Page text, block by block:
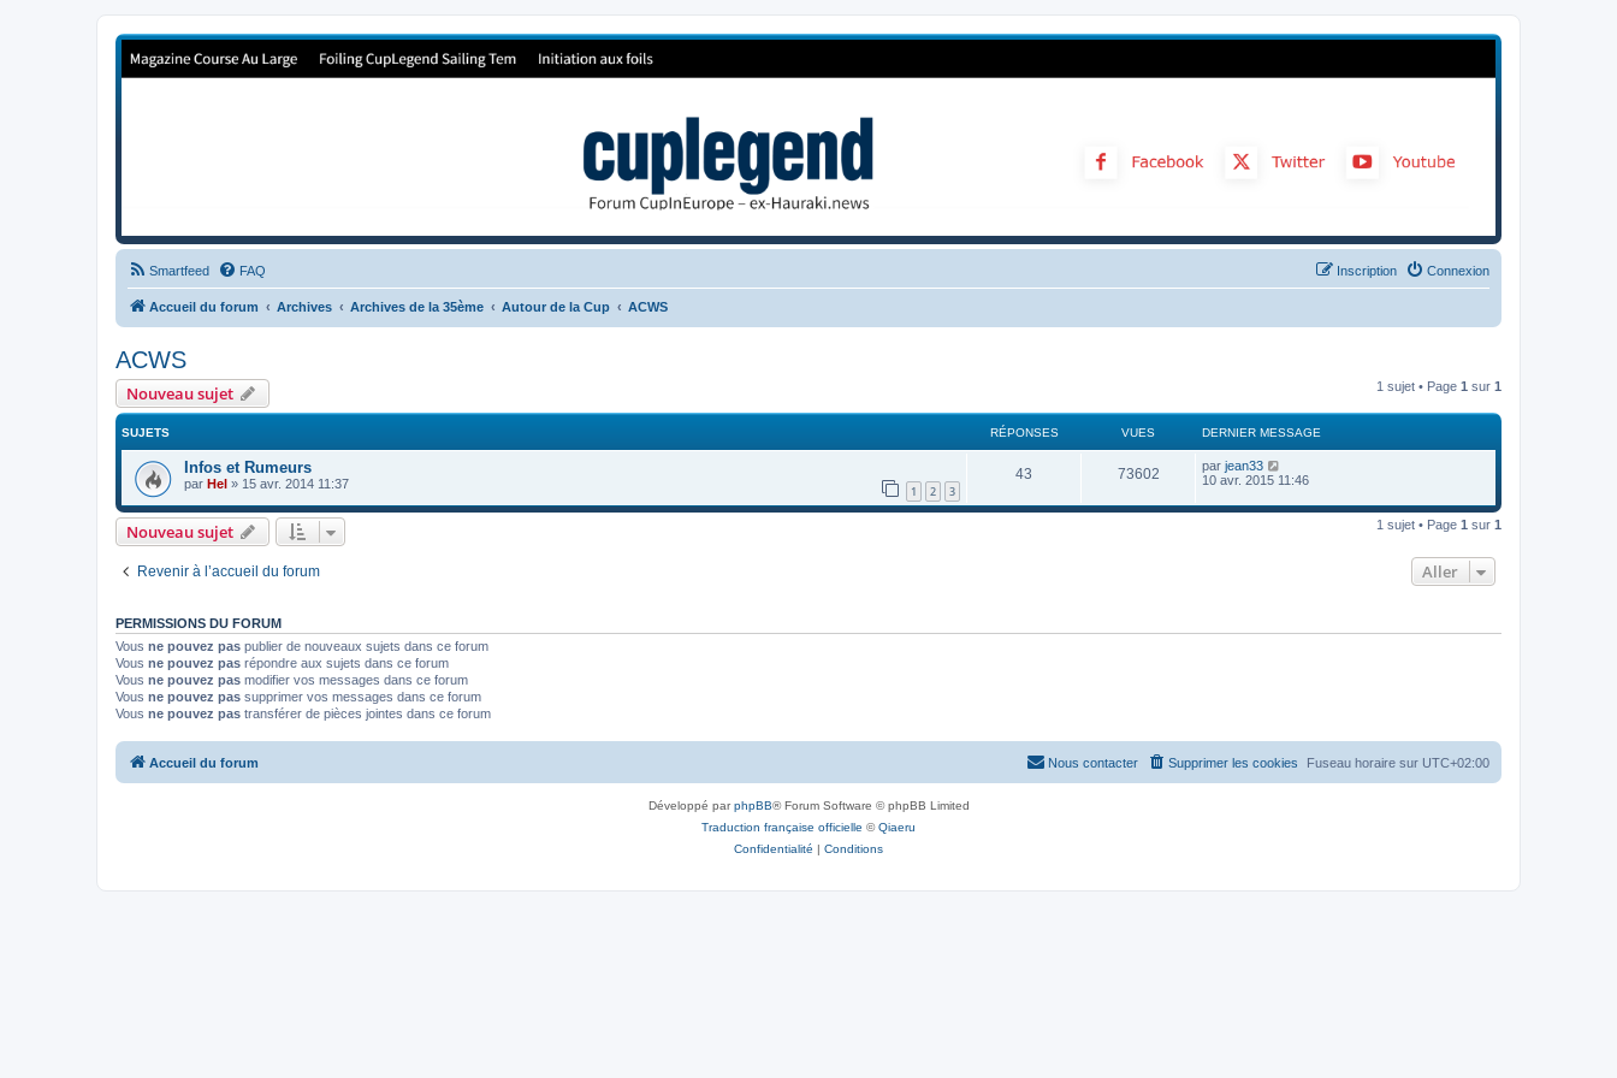
Forum de Cup In Europe
Smartfeed FAQ Connexion
Inscription
Accueil du forum Archives Archives de la 35ème Autour de la Cup ACWS
ACWS
Nouveau sujet 1 sujet • Page 1 sur 1
SUJETS RÉPONSES VUES DERNIER MESSAGE
Infos et Rumeurs
par Hel » 15 avr. 2014 11:37 1 2 3
43 73602 par jean33
10 avr. 2015 11:46
Nouveau sujet 1 sujet • Page 1 sur 1
Revenir à l’accueil du forum Aller
PERMISSIONS DU FORUM
Vous ne pouvez pas publier de nouveaux sujets dans ce forum
Vous ne pouvez pas répondre aux sujets dans ce forum
Vous ne pouvez pas modifier vos messages dans ce forum
Vous ne pouvez pas supprimer vos messages dans ce forum
Vous ne pouvez pas transférer de pièces jointes dans ce forum
Accueil du forum Fuseau horaire sur UTC+02:00
Supprimer les cookies
Nous contacter
Développé parphpBB® Forum Software © phpBB Limited
Traduction française officielle ©Qiaeru
Confidentialité
Conditions